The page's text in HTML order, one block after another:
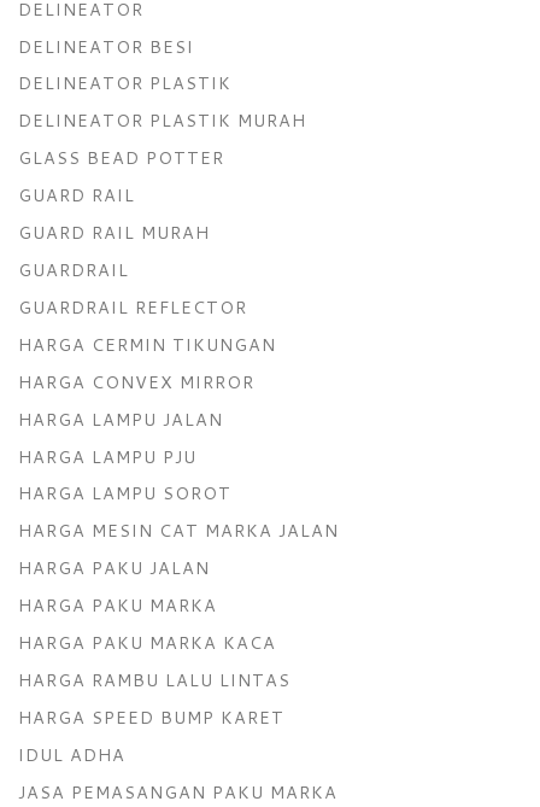
DELINEATOR
DELINEATOR BESI
DELINEATOR PLASTIK
DELINEATOR PLASTIK MURAH
GLASS BEAD POTTER
GUARD RAIL
GUARD RAIL MURAH
GUARDRAIL
GUARDRAIL REFLECTOR
HARGA CERMIN TIKUNGAN
HARGA CONVEX MIRROR
HARGA LAMPU JALAN
HARGA LAMPU PJU
HARGA LAMPU SOROT
HARGA MESIN CAT MARKA JALAN
HARGA PAKU JALAN
HARGA PAKU MARKA
HARGA PAKU MARKA KACA
HARGA RAMBU LALU LINTAS
HARGA SPEED BUMP KARET
IDUL ADHA
JASA PEMASANGAN PAKU MARKA